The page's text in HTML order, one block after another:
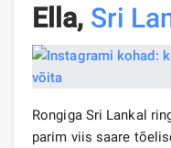
Ella, Sri
Rongiga Sri Lankal
parim viis saare